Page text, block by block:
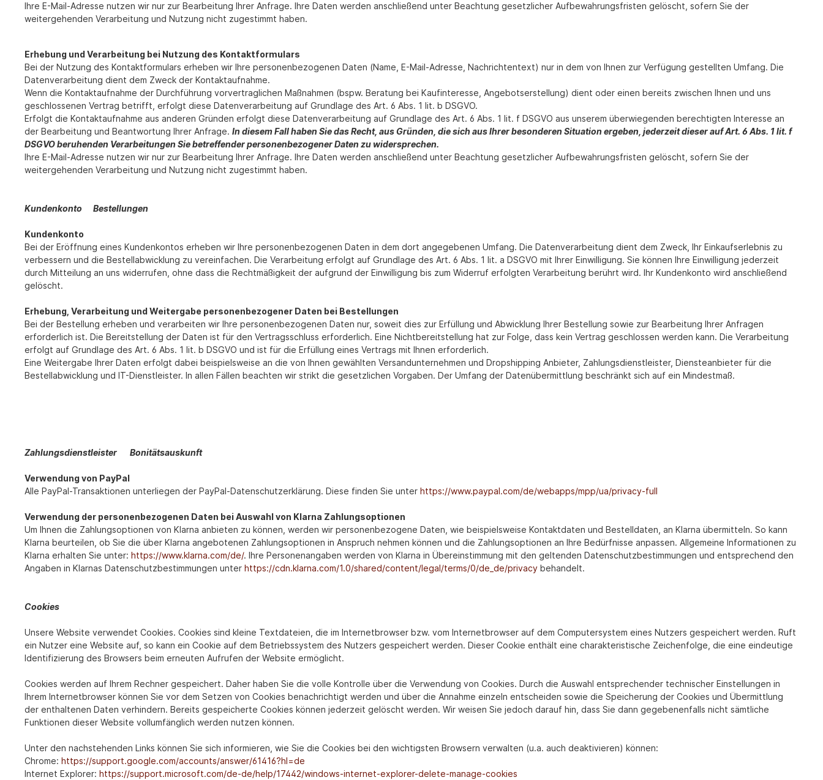
Ihre E-Mail-Adresse nutzen wir nur zur Bearbeitung Ihrer Anfrage. Ihre Daten werden anschließend unter Beachtung gesetzlicher Aufbewahrungsfristen gelöscht, sofern Sie der
weitergehenden Verarbeitung und Nutzung nicht zugestimmt haben.
Erhebung und Verarbeitung bei Nutzung des Kontaktformulars
Bei der Nutzung des Kontaktformulars erheben wir Ihre personenbezogenen Daten (Name, E-Mail-Adresse, Nachrichtentext) nur in dem von Ihnen zur Verfügung gestellten Umfang. Die
Datenverarbeitung dient dem Zweck der Kontaktaufnahme.
Wenn die Kontaktaufnahme der Durchführung vorvertraglichen Maßnahmen (bspw. Beratung bei Kaufinteresse, Angebotserstellung) dient oder einen bereits zwischen Ihnen und uns
geschlossenen Vertrag betrifft, erfolgt diese Datenverarbeitung auf Grundlage des Art. 6 Abs. 1 lit. b DSGVO.
Erfolgt die Kontaktaufnahme aus anderen Gründen erfolgt diese Datenverarbeitung auf Grundlage des Art. 6 Abs. 1 lit. f DSGVO aus unserem überwiegenden berechtigten Interesse an
der Bearbeitung und Beantwortung Ihrer Anfrage. In diesem Fall haben Sie das Recht, aus Gründen, die sich aus Ihrer besonderen Situation ergeben, jederzeit dieser auf Art. 6 Abs. 1 lit. f
DSGVO beruhenden Verarbeitungen Sie betreffender personenbezogener Daten zu widersprechen.
Ihre E-Mail-Adresse nutzen wir nur zur Bearbeitung Ihrer Anfrage. Ihre Daten werden anschließend unter Beachtung gesetzlicher Aufbewahrungsfristen gelöscht, sofern Sie der
weitergehenden Verarbeitung und Nutzung nicht zugestimmt haben.
Kundenkonto Bestellungen
Kundenkonto
Bei der Eröffnung eines Kundenkontos erheben wir Ihre personenbezogenen Daten in dem dort angegebenen Umfang. Die Datenverarbeitung dient dem Zweck, Ihr Einkaufserlebnis zu
verbessern und die Bestellabwicklung zu vereinfachen. Die Verarbeitung erfolgt auf Grundlage des Art. 6 Abs. 1 lit. a DSGVO mit Ihrer Einwilligung. Sie können Ihre Einwilligung jederzeit
durch Mitteilung an uns widerrufen, ohne dass die Rechtmäßigkeit der aufgrund der Einwilligung bis zum Widerruf erfolgten Verarbeitung berührt wird. Ihr Kundenkonto wird anschließend
gelöscht.
Erhebung, Verarbeitung und Weitergabe personenbezogener Daten bei Bestellungen
Bei der Bestellung erheben und verarbeiten wir Ihre personenbezogenen Daten nur, soweit dies zur Erfüllung und Abwicklung Ihrer Bestellung sowie zur Bearbeitung Ihrer Anfragen
erforderlich ist. Die Bereitstellung der Daten ist für den Vertragsschluss erforderlich. Eine Nichtbereitstellung hat zur Folge, dass kein Vertrag geschlossen werden kann. Die Verarbeitung
erfolgt auf Grundlage des Art. 6 Abs. 1 lit. b DSGVO und ist für die Erfüllung eines Vertrags mit Ihnen erforderlich.
Eine Weitergabe Ihrer Daten erfolgt dabei beispielsweise an die von Ihnen gewählten Versandunternehmen und Dropshipping Anbieter, Zahlungsdienstleister, Diensteanbieter für die
Bestellabwicklung und IT-Dienstleister. In allen Fällen beachten wir strikt die gesetzlichen Vorgaben. Der Umfang der Datenübermittlung beschränkt sich auf ein Mindestmaß.
Zahlungsdienstleister Bonitätsauskunft
Verwendung von PayPal
Alle PayPal-Transaktionen unterliegen der PayPal-Datenschutzerklärung. Diese finden Sie unter https://www.paypal.com/de/webapps/mpp/ua/privacy-full
Verwendung der personenbezogenen Daten bei Auswahl von Klarna Zahlungsoptionen
Um Ihnen die Zahlungsoptionen von Klarna anbieten zu können, werden wir personenbezogene Daten, wie beispielsweise Kontaktdaten und Bestelldaten, an Klarna übermitteln. So kann
Klarna beurteilen, ob Sie die über Klarna angebotenen Zahlungsoptionen in Anspruch nehmen können und die Zahlungsoptionen an Ihre Bedürfnisse anpassen. Allgemeine Informationen zu
Klarna erhalten Sie unter: https://www.klarna.com/de/. Ihre Personenangaben werden von Klarna in Übereinstimmung mit den geltenden Datenschutzbestimmungen und entsprechend den
Angaben in Klarnas Datenschutzbestimmungen unter https://cdn.klarna.com/1.0/shared/content/legal/terms/0/de_de/privacy behandelt.
Cookies
Unsere Website verwendet Cookies. Cookies sind kleine Textdateien, die im Internetbrowser bzw. vom Internetbrowser auf dem Computersystem eines Nutzers gespeichert werden. Ruft
ein Nutzer eine Website auf, so kann ein Cookie auf dem Betriebssystem des Nutzers gespeichert werden. Dieser Cookie enthält eine charakteristische Zeichenfolge, die eine eindeutige
Identifizierung des Browsers beim erneuten Aufrufen der Website ermöglicht.
Cookies werden auf Ihrem Rechner gespeichert. Daher haben Sie die volle Kontrolle über die Verwendung von Cookies. Durch die Auswahl entsprechender technischer Einstellungen in
Ihrem Internetbrowser können Sie vor dem Setzen von Cookies benachrichtigt werden und über die Annahme einzeln entscheiden sowie die Speicherung der Cookies und Übermittlung
der enthaltenen Daten verhindern. Bereits gespeicherte Cookies können jederzeit gelöscht werden. Wir weisen Sie jedoch darauf hin, dass Sie dann gegebenenfalls nicht sämtliche
Funktionen dieser Website vollumfänglich werden nutzen können.
Unter den nachstehenden Links können Sie sich informieren, wie Sie die Cookies bei den wichtigsten Browsern verwalten (u.a. auch deaktivieren) können:
Chrome: https://support.google.com/accounts/answer/61416?hl=de
Internet Explorer: https://support.microsoft.com/de-de/help/17442/windows-internet-explorer-delete-manage-cookies